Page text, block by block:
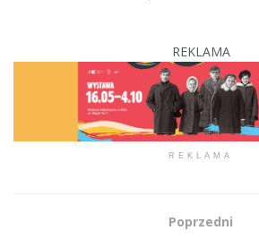
REKLAMA
REKLAMA
Poprzedni